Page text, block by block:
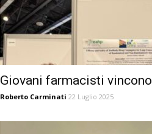
Giovani farmacisti vincono
Roberto Carminati 22 Luglio 2025